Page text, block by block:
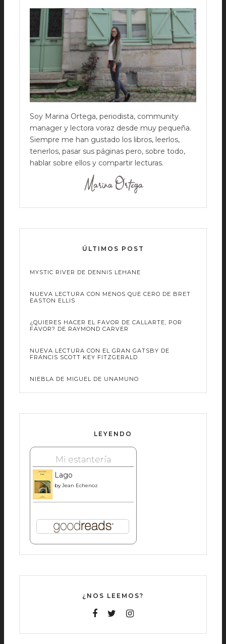
Soy Marina Ortega, periodista, community
manager y lectora voraz desde muy pequeña.
Siempre me han gustado los libros, leerlos,
tenerlos, pasar sus páginas pero, sobre todo,
hablar sobre ellos y compartir lecturas.
ÚLTIMOS POST
MYSTIC RIVER DE DENNIS LEHANE
NUEVA LECTURA CON MENOS QUE CERO DE BRET
EASTON ELLIS
¿QUIERES HACER EL FAVOR DE CALLARTE, POR
FAVOR? DE RAYMOND CARVER
NUEVA LECTURA CON EL GRAN GATSBY DE
FRANCIS SCOTT KEY FITZGERALD
NIEBLA DE MIGUEL DE UNAMUNO
LEYENDO
Mi estantería
Lago
byJean Echenoz
¿NOS LEEMOS?